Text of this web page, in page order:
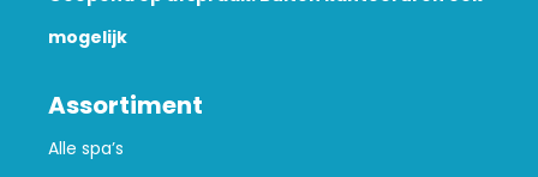
mogelijk
Assortiment
Alle spa’s